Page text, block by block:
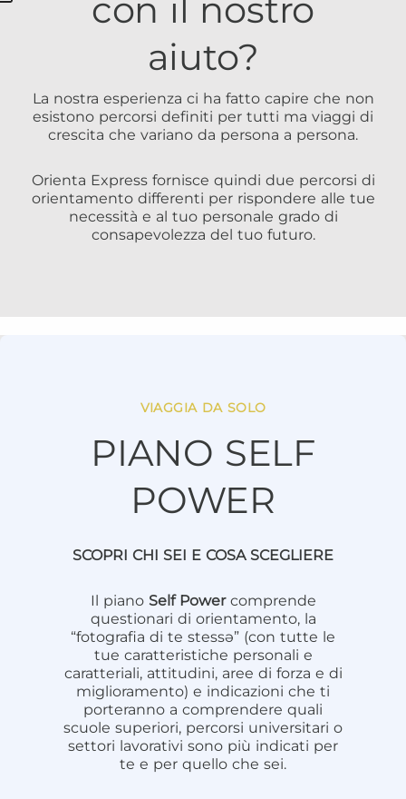
con il nostro
aiuto?
La nostra esperienza ci ha fatto capire che non
esistono percorsi definiti per tutti ma viaggi di
crescita che variano da persona a persona.
Orienta Express fornisce quindi due percorsi di
orientamento differenti per rispondere alle tue
necessità e al tuo personale grado di
consapevolezza del tuo futuro.
VIAGGIA DA SOLO
PIANO SELF
POWER
SCOPRI CHI SEI E COSA SCEGLIERE
Il piano Self Powercomprende
questionari di orientamento, la
“fotografia di te stessə” (con tutte le
tue caratteristiche personali e
caratteriali, attitudini, aree di forza e di
miglioramento) e indicazioni che ti
porteranno a comprendere quali
scuole superiori, percorsi universitari o
settori lavorativi sono più indicati per
te e per quello che sei.